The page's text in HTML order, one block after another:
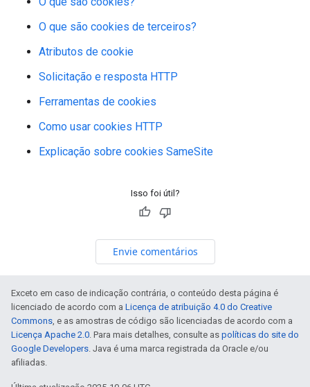
O que são cookies de terceiros?
Atributos de cookie
Solicitação e resposta HTTP
Ferramentas de cookies
Como usar cookies HTTP
Explicação sobre cookies SameSite
Isso foi útil?
Envie comentários
Exceto em caso de indicação contrária, o conteúdo desta página é
licenciado de acordo com a Licença de atribuição 4.0 do Creative
Commons , e as amostras de código são licenciadas de acordo com a
Licença Apache 2.0 . Para mais detalhes, consulte as políticas do site do
Google Developers . Java é uma marca registrada da Oracle e/ou
afiliadas.